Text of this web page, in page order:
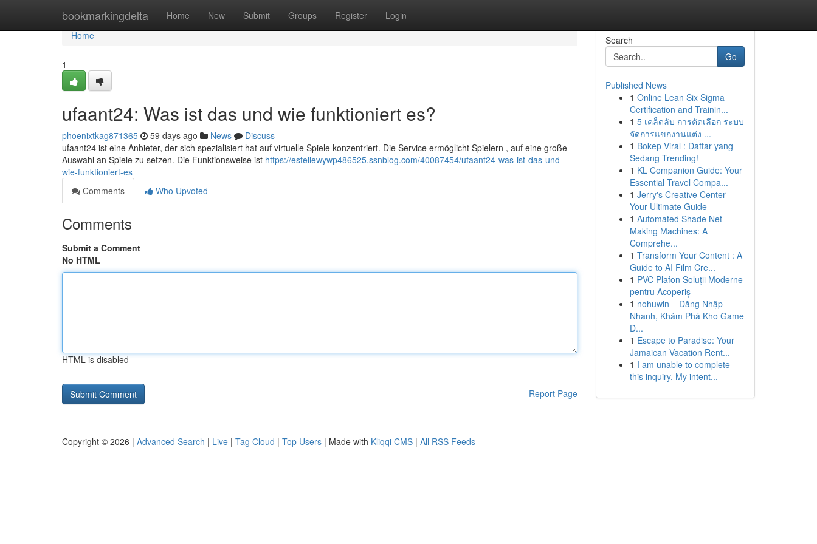
bookmarkingdelta Home New Submit Groups Register Login
Home
Home
1
ufaant24: Was ist das und wie funktioniert es?
phoenixtkag871365 59 days ago News
Discuss
ufaant24 ist eine Anbieter, der sich spezialisiert hat auf virtuelle Spiele konzentriert. Die Service ermöglicht Spielern , auf eine große
Auswahl an Spiele zu setzen. Die Funktionsweise ist https://estellewywp486525.ssnblog.com/40087454/ufaant24-was-ist-das-und-
wie-funktioniert-es
Comments
Who Upvoted
Comments
Submit a Comment
No HTML
HTML is disabled
Report Page
Search
Go
Published News
1 Online Lean Six Sigma
Certification and Trainin...
1 5 เคล็ดลับ การคัดเลือก ระบบ
จัดการแขกงานแต่ง ...
1 Bokep Viral : Daftar yang
Sedang Trending!
1 KL Companion Guide: Your
Essential Travel Compa...
1 Jerry's Creative Center –
Your Ultimate Guide
1 Automated Shade Net
Making Machines: A
Comprehe...
1 Transform Your Content : A
Guide to AI Film Cre...
1 PVC Plafon Soluții Moderne
pentru Acoperiș
1 nohuwin – Đăng Nhập
Nhanh, Khám Phá Kho Game
Đ...
1 Escape to Paradise: Your
Jamaican Vacation Rent...
1 I am unable to complete
this inquiry. My intent...
Copyright © 2026 | Advanced Search | Live | Tag Cloud | Top Users | Made with Kliqqi CMS | All RSS Feeds